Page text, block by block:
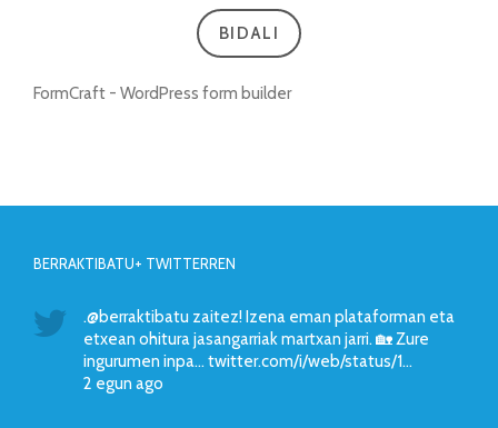
BIDALI
FormCraft - WordPress form builder
BERRAKTIBATU+ TWITTERREN
.@berraktibatu zaitez! Izena eman plataforman eta
etxean ohitura jasangarriak martxan jarri. 🏡 Zure
ingurumen inpa… twitter.com/i/web/status/1…
2 egun ago